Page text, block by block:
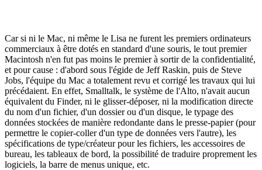
Car si ni le Mac, ni même le Lisa ne furent les premiers ordinateurs
commerciaux à être dotés en standard d'une souris, le tout premier
Macintosh n'en fut pas moins le premier à sortir de la confidentialité,
et pour cause : d'abord sous l'égide de Jeff Raskin, puis de Steve
Jobs, l'équipe du Mac a totalement revu et corrigé les travaux qui lui
précédaient. En effet, Smalltalk, le système de l'Alto, n'avait aucun
équivalent du Finder, ni le glisser-déposer, ni la modification directe
du nom d'un fichier, d'un dossier ou d'un disque, le typage des
données stockées de manière redondante dans le presse-papier (pour
permettre le copier-coller d'un type de données vers l'autre), les
spécifications de type/créateur pour les fichiers, les accessoires de
bureau, les tableaux de bord, la possibilité de traduire proprement les
logiciels, la barre de menus unique, etc.